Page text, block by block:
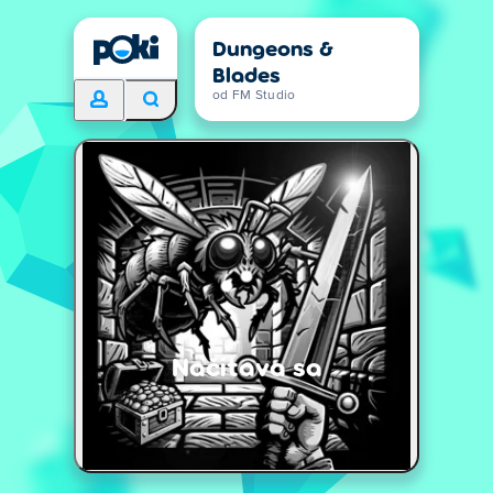
Dungeons &
Blades
od FM Studio
Načítava sa